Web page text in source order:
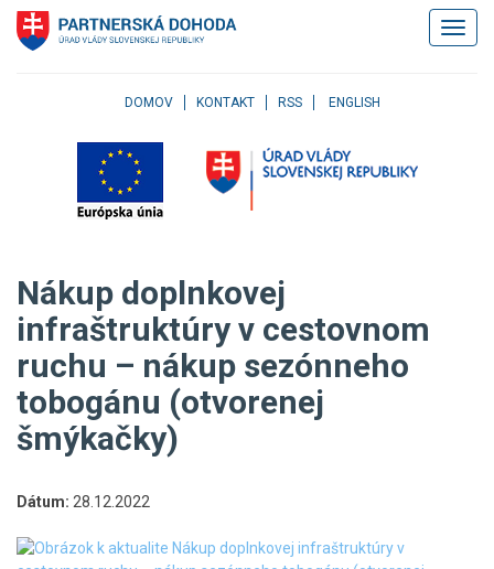
Klávesové
skratky
Skočiť
menu
na
užívateľské
menu
Skočiť
na
pätičku
DOMOV KONTAKT RSS ENGLISH
Nákup doplnkovej
infraštruktúry v cestovnom
ruchu – nákup sezónneho
tobogánu (otvorenej
šmýkačky)
Dátum: 28.12.2022